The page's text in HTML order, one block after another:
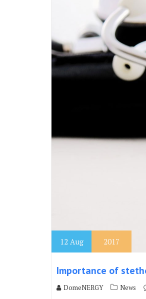
12 Aug 2017
Importance of
DomeNERGY News